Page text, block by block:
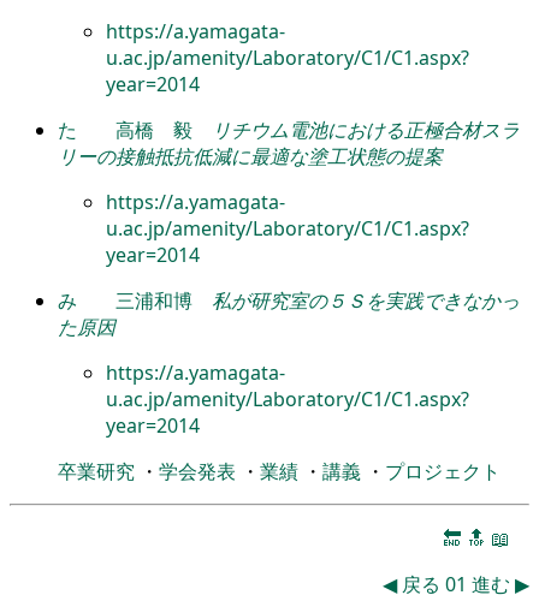
https://a.yamagata-
u.ac.jp/amenity/Laboratory/C1/C1.aspx?
year=2014
た
高橋 毅
リチウム電池における正極合材スラ
リーの接触抵抗低減に最適な塗工状態の提案
https://a.yamagata-
u.ac.jp/amenity/Laboratory/C1/C1.aspx?
year=2014
み
三浦和博
私が研究室の５Ｓを実践できなかっ
た原因
https://a.yamagata-
u.ac.jp/amenity/Laboratory/C1/C1.aspx?
year=2014
卒業研究 ・ 学会発表 ・ 業績 ・ 講義 ・ プロジェクト
🔚 🔝 📖
◀ 戻る 01 進む ▶